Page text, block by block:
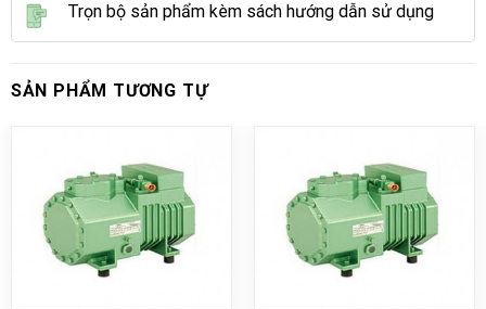
Trọn bộ sản phẩm kèm sách hướng dẫn sử dụng
SẢN PHẨM TƯƠNG TỰ